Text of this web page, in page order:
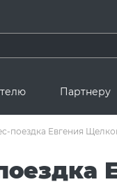
Партнеру
поездка Евгения